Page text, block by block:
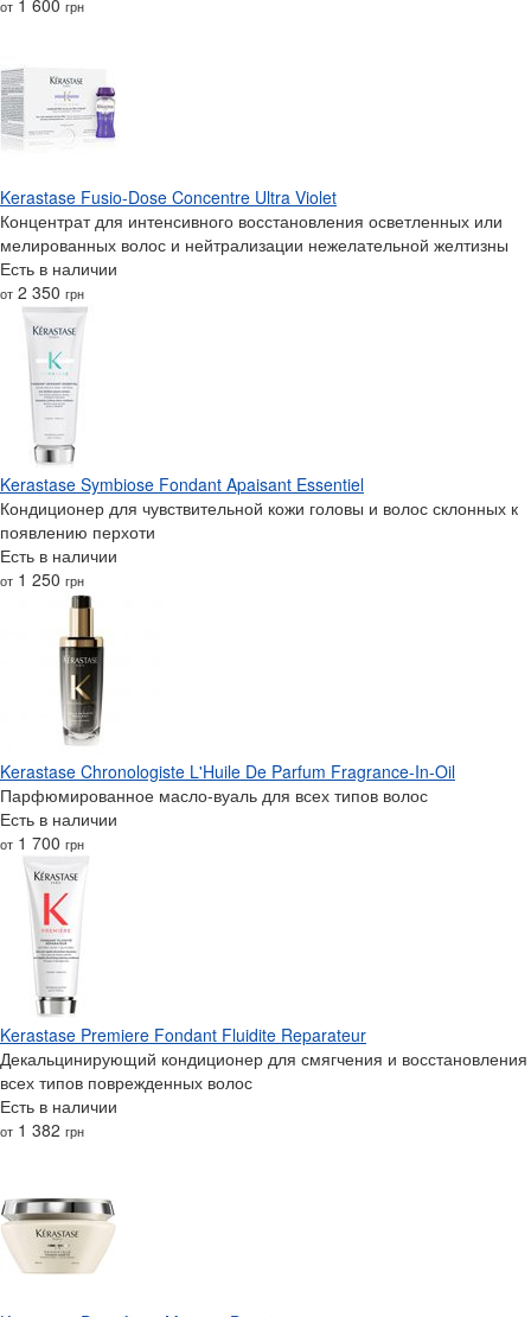
от грн
Kerastase Fusio-Dose Concentre Ultra Violet
Концентрат для интенсивного восстановления осветленных или
мелированных волос и нейтрализации нежелательной желтизны
Есть в наличии
от 2 350 грн
Kerastase Symbiose Fondant Apaisant Essentiel
Кондиционер для чувствительной кожи головы и волос склонных к
появлению перхоти
Есть в наличии
от 1 250 грн
Kerastase Chronologiste L'Huile De Parfum Fragrance-In-Oil
Парфюмированное масло-вуаль для всех типов волос
Есть в наличии
от 1 700 грн
Kerastase Premiere Fondant Fluidite Reparateur
Декальцинирующий кондиционер для смягчения и восстановления
всех типов поврежденных волос
Есть в наличии
от 1 382 грн